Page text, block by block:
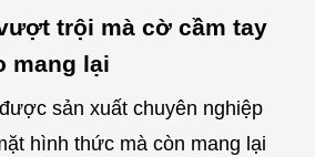
trội mà cờ cầm tay
mang lại
sản xuất chuyên nghiệp
hình thức mà còn mang lại